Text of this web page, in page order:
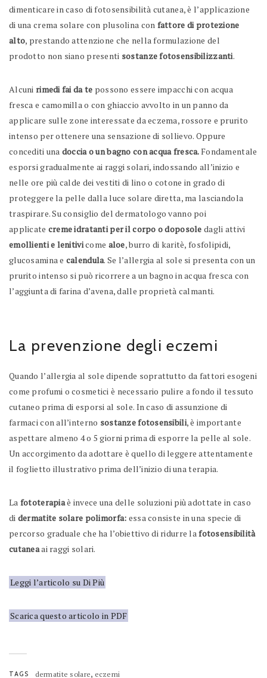
dimenticare in caso di fotosensibilità cutanea, è l’applicazione
di una crema solare con plusolina con fattore di protezione
alto, prestando attenzione che nella formulazione del
prodotto non siano presenti sostanze fotosensibilizzanti.
Alcuni rimedi fai da te possono essere impacchi con acqua
fresca e camomilla o con ghiaccio avvolto in un panno da
applicare sulle zone interessate da eczema, rossore e prurito
intenso per ottenere una sensazione di sollievo. Oppure
concediti una doccia o un bagno con acqua fresca. Fondamentale
esporsi gradualmente ai raggi solari, indossando all’inizio e
nelle ore più calde dei vestiti di lino o cotone in grado di
proteggere la pelle dalla luce solare diretta, ma lasciandola
traspirare. Su consiglio del dermatologo vanno poi
applicate creme idratanti per il corpo o doposoledagli attivi
emollienti e lenitivicome aloe, burro di karitè, fosfolipidi,
glucosamina e calendula. Se l’allergia al sole si presenta con un
prurito intenso si può ricorrere a un bagno in acqua fresca con
l’aggiunta di farina d’avena, dalle proprietà calmanti.
La prevenzione degli eczemi
Quando l’allergia al sole dipende soprattutto da fattori esogeni
come profumi o cosmetici è necessario pulire a fondo il tessuto
cutaneo prima di esporsi al sole. In caso di assunzione di
farmaci con all’interno sostanze fotosensibili, è importante
aspettare almeno 4 o 5 giorni prima di esporre la pelle al sole.
Un accorgimento da adottare è quello di leggere attentamente
il foglietto illustrativo prima dell’inizio di una terapia.
La fototerapiaè invece una delle soluzioni più adottate in caso
di dermatite solare polimorfa: essa consiste in una specie di
percorso graduale che ha l’obiettivo di ridurre lafotosensibilità
cutaneaai raggi solari.
Leggi l’articolo su Di Più
Scarica questo articolo in PDF
TAGS dermatite solare, eczemi